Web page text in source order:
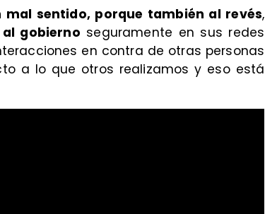
sentido, porque también al revés,
gobierno seguramente en sus redes
en contra de otras personas
a lo que otros realizamos y eso está